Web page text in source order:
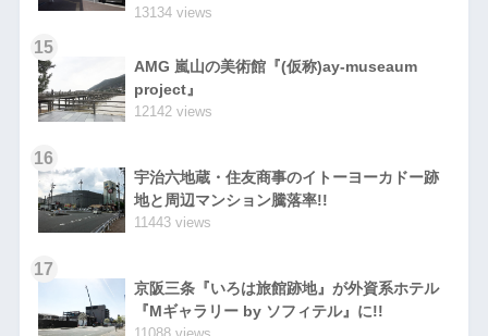
13134 views
15
AMG 嵐山の美術館『(仮称)ay-museaum
project』
12142 views
16
宇治六地蔵・住友商事のイトーヨーカドー跡
地と周辺マンション騰落率!!
11443 views
17
京阪三条『いろは旅館跡地』が外資系ホテル
『Mギャラリー by ソフィテル』に!!